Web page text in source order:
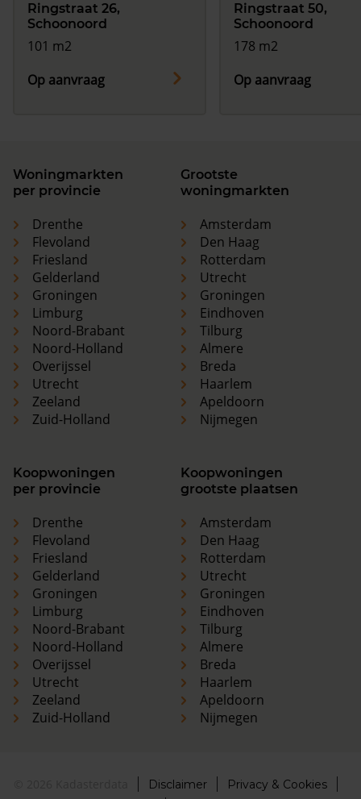
Ringstraat 26,
Schoonoord
101 m2
Op aanvraag
Ringstraat 50,
Schoonoord
178 m2
Op aanvraag
Woningmarkten
per provincie
Drenthe
Flevoland
Friesland
Gelderland
Groningen
Limburg
Noord-Brabant
Noord-Holland
Overijssel
Utrecht
Zeeland
Zuid-Holland
Grootste
woningmarkten
Amsterdam
Den Haag
Rotterdam
Utrecht
Groningen
Eindhoven
Tilburg
Almere
Breda
Haarlem
Apeldoorn
Nijmegen
Koopwoningen
per provincie
Drenthe
Flevoland
Friesland
Gelderland
Groningen
Limburg
Noord-Brabant
Noord-Holland
Overijssel
Utrecht
Zeeland
Zuid-Holland
Koopwoningen
grootste plaatsen
Amsterdam
Den Haag
Rotterdam
Utrecht
Groningen
Eindhoven
Tilburg
Almere
Breda
Haarlem
Apeldoorn
Nijmegen
Disclaimer
Privacy & Cookies